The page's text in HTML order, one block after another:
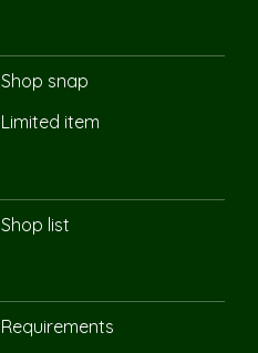
Shop snap
Limited item
Shop list
Requirements